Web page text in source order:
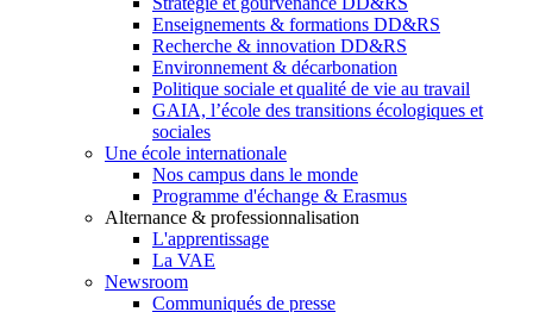
Enseignements & formations DD&RS
Recherche & innovation DD&RS
Environnement & décarbonation
Politique sociale et qualité de vie au travail
GAIA, l’école des transitions écologiques et
sociales
Une école internationale
Nos campus dans le monde
Programme d'échange & Erasmus
Alternance & professionnalisation
L'apprentissage
La VAE
Newsroom
Communiqués de presse